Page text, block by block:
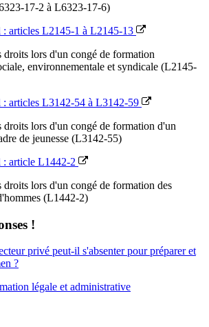
17-2 à L6323-17-6)
: articles L2145-1 à L2145-13
droits lors d'un congé de formation
environnementale et syndicale (L2145-
: articles L3142-54 à L3142-59
droits lors d'un congé de formation d'un
de jeunesse (L3142-55)
: article L1442-2
lors d'un congé de formation des
(L1442-2)
!
privé peut-il s'absenter pour préparer et
?
légale et administrative